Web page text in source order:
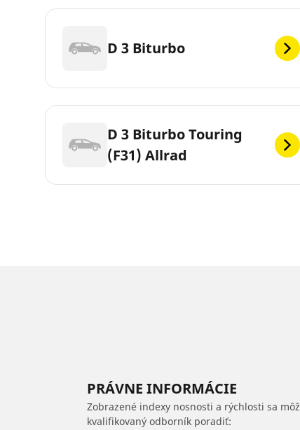
D 3 Biturbo
D 3 Biturbo Touring
(F31) Allrad
PRÁVNE INFORMÁCIE
Zobrazené indexy nosnosti a rýchlosti sa
kvalifikovaný odborník poradiť: